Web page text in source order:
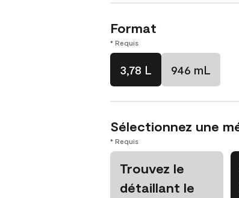
Format
* Requis
3,78 L 946 mL
Sélectionnez une
* Requis
Trouvez le
détaillant le